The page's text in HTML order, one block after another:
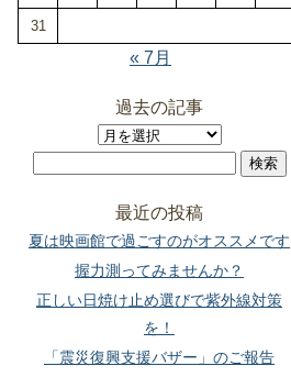
31
« 7月
過去の記事
過
事
最近の投稿
夏は映画館で過ごすのがオススメです
握力測ってみませんか？
正しい日焼け止め選びで紫外線対策
を！
「震災復興支援バザー」のご報告